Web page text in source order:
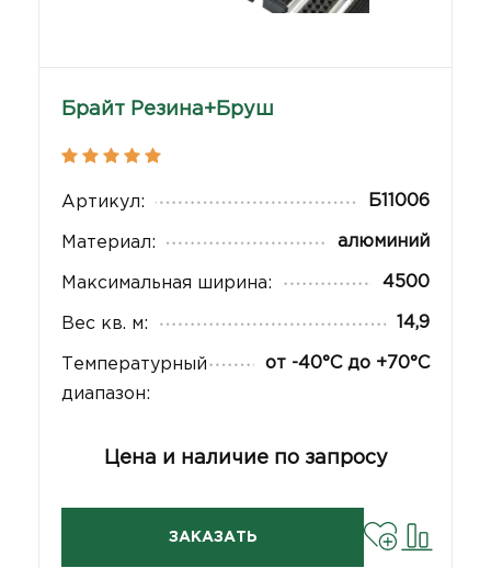
Брайт Резина+Бруш
Артикул: Б11006
Материал: алюминий
Максимальная ширина: 4500
Вес кв. м: 14,9
Температурный
диапазон:
от -40°С до +70°С
Цена и наличие по запросу
ЗАКАЗАТЬ